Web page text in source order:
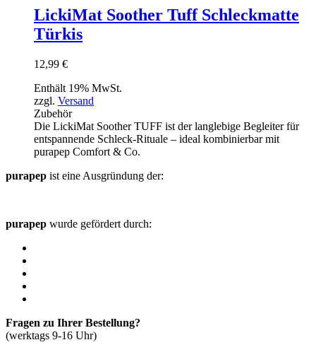
LickiMat Soother Tuff Schleckmatte
Türkis
12,99 €
Enthält 19% MwSt.
zzgl. Versand
Zubehör
Die LickiMat Soother TUFF ist der langlebige Begleiter für
entspannende Schleck-Rituale – ideal kombinierbar mit
purapep Comfort & Co.
purapep ist eine Ausgründung der:
purapep wurde gefördert durch:
Fragen zu Ihrer Bestellung?
(werktags 9-16 Uhr)